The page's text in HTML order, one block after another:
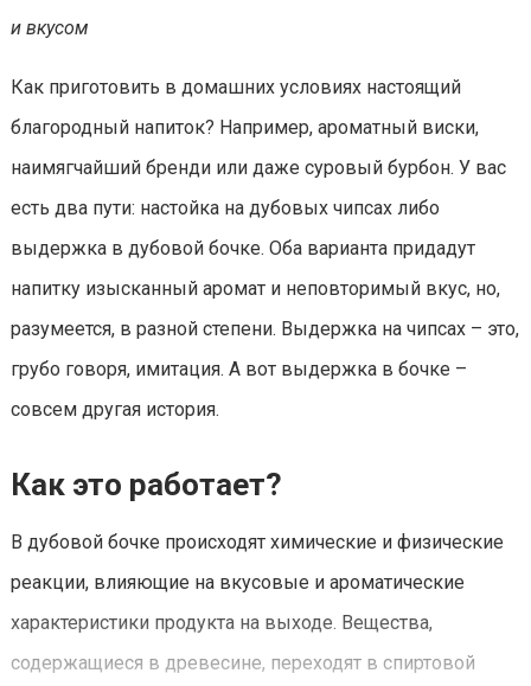
и вкусом
Как приготовить в домашних условиях настоящий
благородный напиток? Например, ароматный виски,
наимягчайший бренди или даже суровый бурбон. У вас
есть два пути: настойка на дубовых чипсах либо
выдержка в дубовой бочке. Оба варианта придадут
напитку изысканный аромат и неповторимый вкус, но,
разумеется, в разной степени. Выдержка на чипсах – это,
грубо говоря, имитация. А вот выдержка в бочке –
совсем другая история.
Как это работает?
В дубовой бочке происходят химические и физические
реакции, влияющие на вкусовые и ароматические
характеристики продукта на выходе. Вещества,
содержащиеся в древесине, переходят в спиртовой